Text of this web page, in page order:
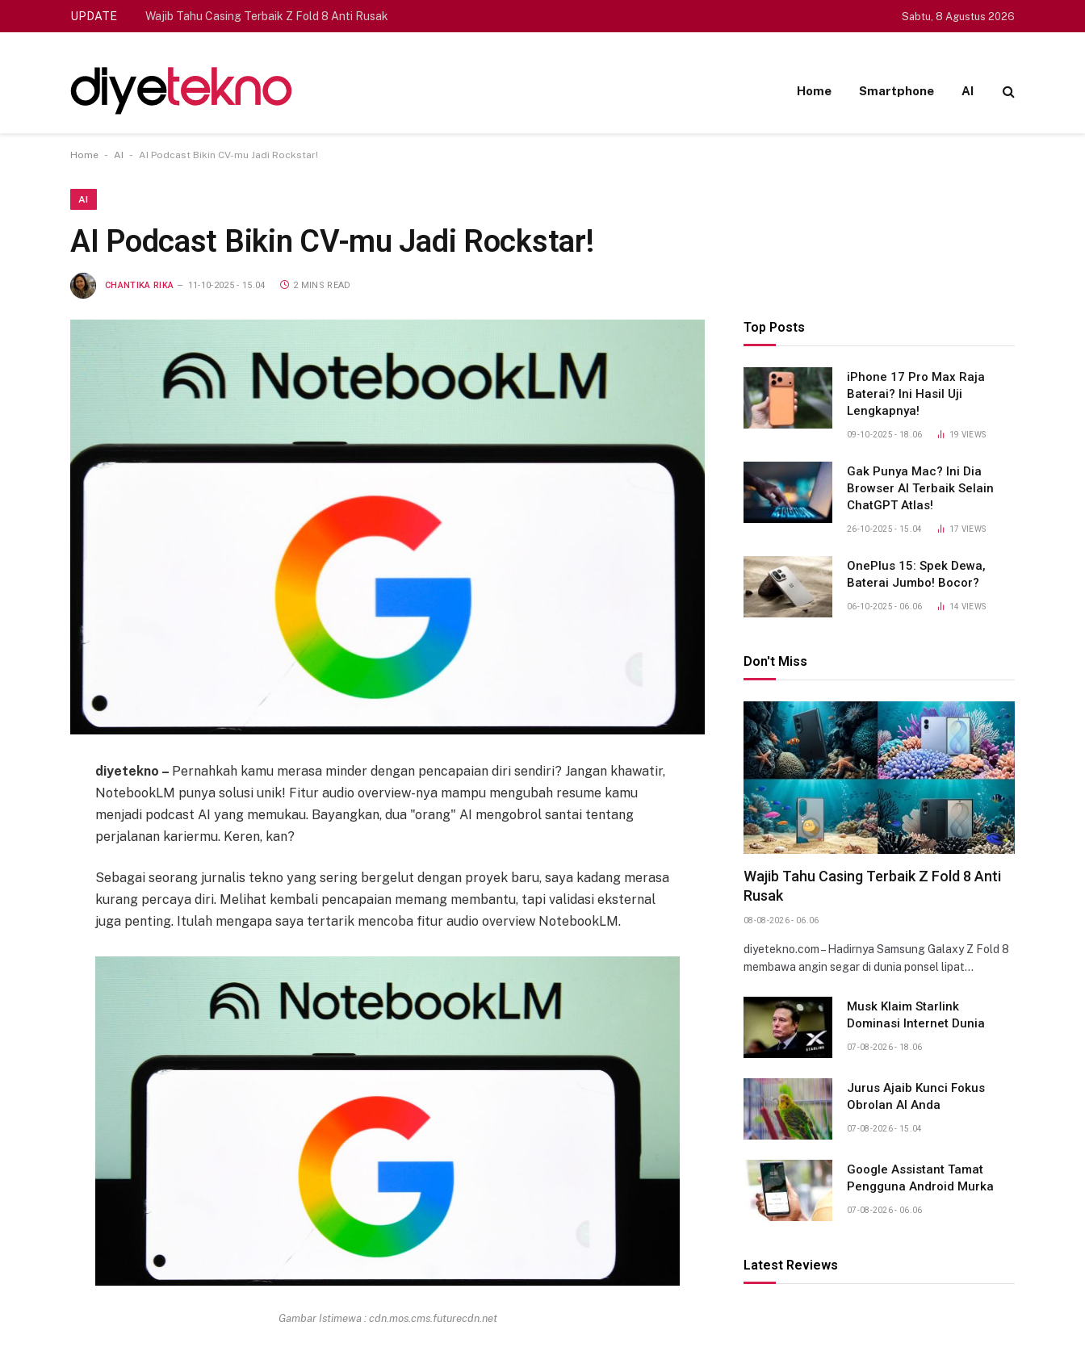
UPDATE Wajib Tahu Casing Terbaik Z Fold 8 Anti Rusak Sabtu, 8 Agustus 2026
Home Smartphone AI
Home - AI - AI Podcast Bikin CV-mu Jadi Rockstar!
AI
AI Podcast Bikin CV-mu Jadi Rockstar!
CHANTIKA RIKA 11-10-2025 - 15.04 2 MINS READ
diyetekno – Pernahkah kamu merasa minder dengan pencapaian diri sendiri? Jangan khawatir,
NotebookLM punya solusi unik! Fitur audio overview-nya mampu mengubah resume kamu
menjadi podcast AI yang memukau. Bayangkan, dua "orang" AI mengobrol santai tentang
perjalanan kariermu. Keren, kan?
Sebagai seorang jurnalis tekno yang sering bergelut dengan proyek baru, saya kadang merasa
kurang percaya diri. Melihat kembali pencapaian memang membantu, tapi validasi eksternal
juga penting. Itulah mengapa saya tertarik mencoba fitur audio overview NotebookLM.
Gambar Istimewa : cdn.mos.cms.futurecdn.net
Top Posts
iPhone 17 Pro Max Raja
Baterai? Ini Hasil Uji
Lengkapnya!
09-10-2025 - 18.06 19 VIEWS
Gak Punya Mac? Ini Dia
Browser AI Terbaik Selain
ChatGPT Atlas!
26-10-2025 - 15.04 17 VIEWS
OnePlus 15: Spek Dewa,
Baterai Jumbo! Bocor?
06-10-2025 - 06.06 14 VIEWS
Don't Miss
Wajib Tahu Casing Terbaik Z Fold 8 Anti
Rusak
08-08-2026 - 06.06
diyetekno.com – Hadirnya Samsung Galaxy Z Fold 8
membawa angin segar di dunia ponsel lipat…
Musk Klaim Starlink
Dominasi Internet Dunia
07-08-2026 - 18.06
Jurus Ajaib Kunci Fokus
Obrolan AI Anda
07-08-2026 - 15.04
Google Assistant Tamat
Pengguna Android Murka
07-08-2026 - 06.06
Latest Reviews